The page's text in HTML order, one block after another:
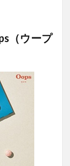
（ウープ